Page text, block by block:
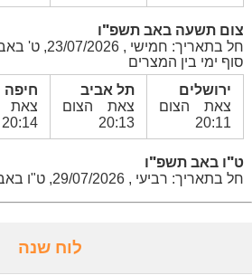
צום תשעה באב תשפ"ו
חל בתאריך: חמישי , 23/07/2026, ט' באב ה'תשפ"ו
סוף ימי בין המצרים
ירושלים
צאת הצום
20:11
תל אביב
צאת הצום
20:13
חיפה
צאת
20:14
ט"ו באב תשפ"ו
חל בתאריך: רביעי , 29/07/2026, ט"ו באב ה'תשפ"ו
לוח שנה